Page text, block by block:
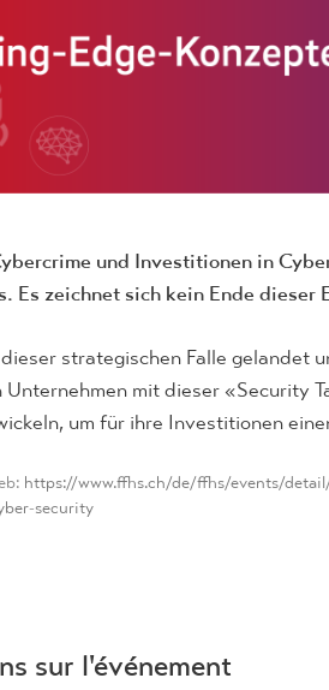
und Investitionen in
Es zeichnet sich kein Ende dieser
strategischen Falle gelandet
Unternehmen mit dieser «Security
um für ihre Investitionen
https://www.ffhs.ch/de/ffhs/events/
security
sur l'événement